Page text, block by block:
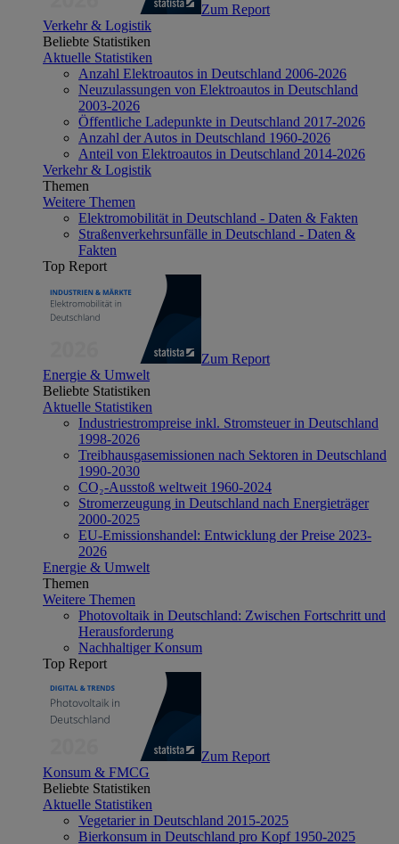
Zum Report
Verkehr & Logistik
Beliebte Statistiken
Aktuelle Statistiken
Anzahl Elektroautos in Deutschland 2006-2026
Neuzulassungen von Elektroautos in Deutschland
2003-2026
Öffentliche Ladepunkte in Deutschland 2017-2026
Anzahl der Autos in Deutschland 1960-2026
Anteil von Elektroautos in Deutschland 2014-2026
Verkehr & Logistik
Themen
Weitere Themen
Elektromobilität in Deutschland - Daten & Fakten
Straßenverkehrsunfälle in Deutschland - Daten &
Fakten
Top Report
Zum Report
Energie & Umwelt
Beliebte Statistiken
Aktuelle Statistiken
Industriestrompreise inkl. Stromsteuer in Deutschland
1998-2026
Treibhausgasemissionen nach Sektoren in Deutschland
1990-2030
CO₂-Ausstoß weltweit 1960-2024
Stromerzeugung in Deutschland nach Energieträger
2000-2025
EU-Emissionshandel: Entwicklung der Preise 2023-
2026
Energie & Umwelt
Themen
Weitere Themen
Photovoltaik in Deutschland: Zwischen Fortschritt und
Herausforderung
Nachhaltiger Konsum
Top Report
Zum Report
Konsum & FMCG
Beliebte Statistiken
Aktuelle Statistiken
Vegetarier in Deutschland 2015-2025
Bierkonsum in Deutschland pro Kopf 1950-2025